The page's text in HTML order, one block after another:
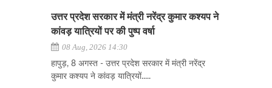
उत्तर प्रदेश सरकार में मंत्री नरेंद्र कुमार कश्यप ने
कांवड़ यात्रियों पर की पुष्प वर्षा
08 Aug, 2026 14:30
हापुड़, 8 अगस्त - उत्तर प्रदेश सरकार में मंत्री नरेंद्र
कुमार कश्यप ने कांवड़ यात्रियों.....